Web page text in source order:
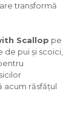
transformă
Scallop pe
pui și scoici,
acum răsfățul